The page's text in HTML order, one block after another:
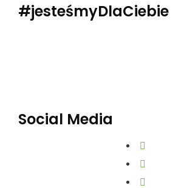
#jesteśmyDlaCiebie
Social Media